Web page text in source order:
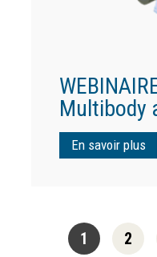
Multibody
En savoir plus
1 2